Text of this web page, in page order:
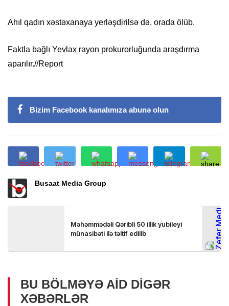
Ahıl qadın xəstəxanaya yerləşdirilsə də, orada ölüb.
Faktla bağlı Yevlax rayon prokurorluğunda araşdırma
aparılır.//Report
Bizim Facebook kanalımıza abunə olun
Busaat Media Group
BU BÖLMƏYƏ AID DIGƏR
XƏBƏRLƏR